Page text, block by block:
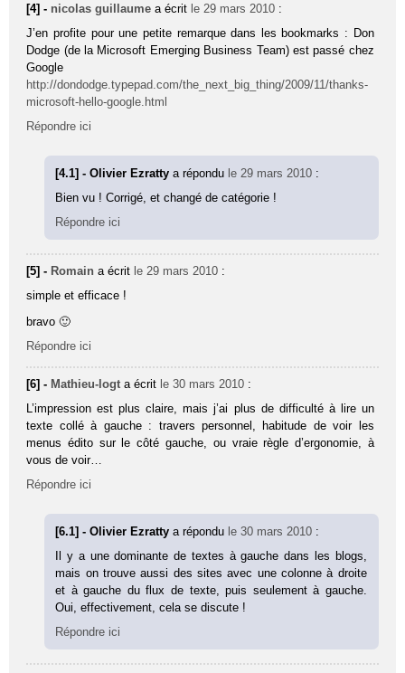
[4] - nicolas guillaume a écrit le 29 mars 2010 :
J’en profite pour une petite remarque dans les bookmarks : Don
Dodge (de la Microsoft Emerging Business Team) est passé chez
Google
http://dondodge.typepad.com/the_next_big_thing/2009/11/thanks-
microsoft-hello-google.html
Répondre ici
[4.1] - Olivier Ezrattya répondu le 29 mars 2010 :
Bien vu ! Corrigé, et changé de catégorie !
Répondre ici
[5] - Romain a écrit le 29 mars 2010 :
simple et efficace !
bravo 🙂
Répondre ici
[6] - Mathieu-logt a écrit le 30 mars 2010 :
L’impression est plus claire, mais j’ai plus de difficulté à lire un
texte collé à gauche : travers personnel, habitude de voir les
menus édito sur le côté gauche, ou vraie règle d’ergonomie, à
vous de voir…
Répondre ici
[6.1] - Olivier Ezrattya répondu le 30 mars 2010 :
Il y a une dominante de textes à gauche dans les blogs,
mais on trouve aussi des sites avec une colonne à droite
et à gauche du flux de texte, puis seulement à gauche.
Oui, effectivement, cela se discute !
Répondre ici